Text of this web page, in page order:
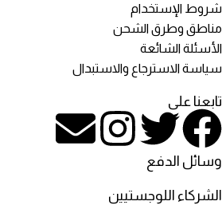
شروط الإستخدام
مناطق وطرق الشحن
الأسئلة الشائعة
سياسة الاسترجاع والاستبدال
تابعنا على
وسائل الدفع
الشركاء اللوجستيين